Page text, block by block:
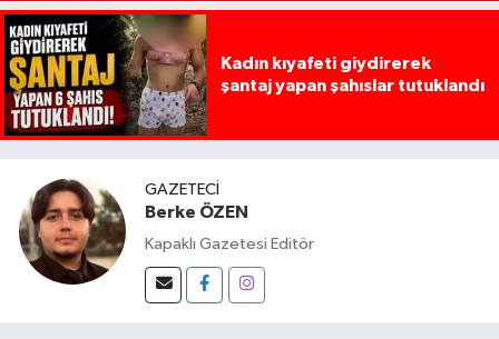
Kadın kıyafeti giydirerek
şantaj yapan şahıslar tutuklandı
GAZETECI
Berke ÖZEN
Kapaklı Gazetesi Editör